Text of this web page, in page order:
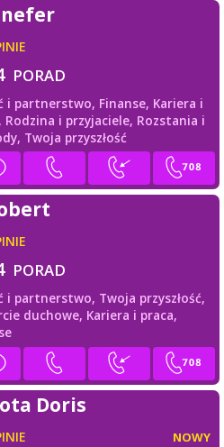
PORAD
i partnerstwo, Finanse, Kariera i
Rodzina i przyjaciele, Rozstania i
Twoja przyszłość
PORAD
i partnerstwo, Twoja przyszłość,
duchowe, Kariera i praca,
Doris
NOWY